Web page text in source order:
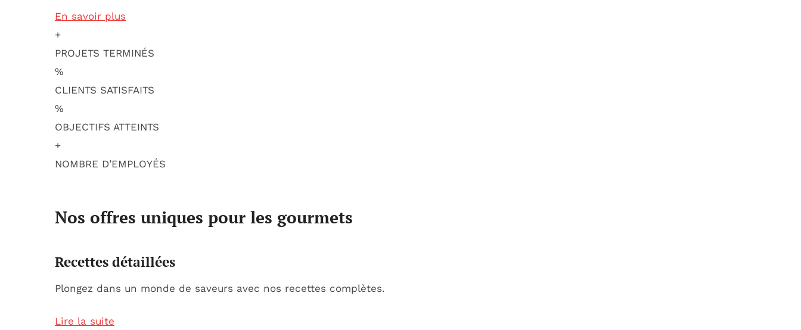
En savoir plus
+
PROJETS TERMINÉS
%
CLIENTS SATISFAITS
%
OBJECTIFS ATTEINTS
+
NOMBRE D’EMPLOYÉS
Nos offres uniques pour les gourmets
Recettes détaillées
Plongez dans un monde de saveurs avec nos recettes complètes.
Lire la suite